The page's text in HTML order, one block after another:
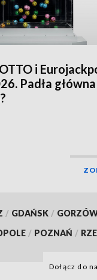
i
Padła główna
/ GDAŃSK /
/ POZNAŃ /
Dołącz do